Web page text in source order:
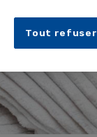
Tout refuser